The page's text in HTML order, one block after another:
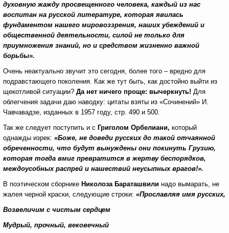
духовную жажду просвещенного человека, каждый из нас
воспитан на русской литературе, которая явилась
фундаментом нашего мировоззрения, наших убеждений и
общественной деятельности, силой не только для
приумножения знаний, но и средством жизненно важной
борьбы».
Очень неактуально звучит это сегодня, более того – вредно для
подравстающего поколения. Как же тут быть, как достойно выйти из
щекотливой ситуации? Да нет ничего проще: вычеркнуть! Для
облегчения задачи даю наводку: цитаты взяты из «Сочинений» И.
Чавчавадзе, изданных в 1957 году, стр. 490 и 500.
Так же следует поступить и с Григолом Орбелиани, который
однажды изрек: «Боже, не доведи русских до такой отчаянной
обреченности, что будут вынуждены они покинуть Грузию,
которая тогда вмиг превратится в жертву беспорядков,
междоусобных распрей и нашествий неусыпных врагов!».
В поэтическом сборнике Николоза Бараташвили надо вымарать, не
жалея черной краски, следующие строки: «Прославляя имя русских,
Возвеличим с чистым сердцем
Мудрый, прочный, вековечный